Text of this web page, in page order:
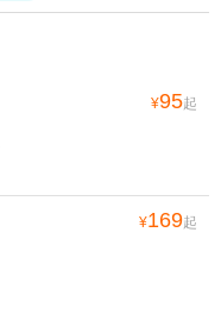
¥95起
¥169起